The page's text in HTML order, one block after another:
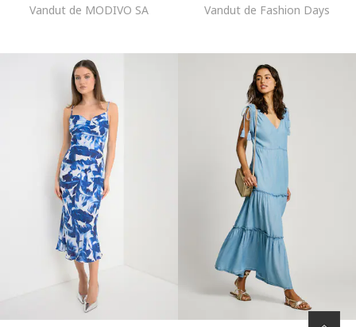
Vandut de MODIVO SA Vandut de Fashion Days